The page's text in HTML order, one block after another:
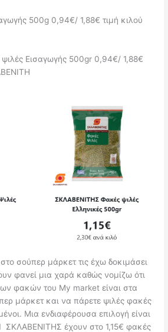
500g 0,94€/ 1,88€ τιμή κιλού
Εισαγωγής 500gr 0,94€/ 1,88€
σούπερ μάρκετ τις έχω δοκιμάσει
φανεί μια χαρά καθώς νομίζω ότι
φακών του My market είναι στα
μάρκετ και να πάρετε ψιλές φακές
Μια ενδιαφέρουσα επιλογή είναι
έχουν στο 1,15€ φακές